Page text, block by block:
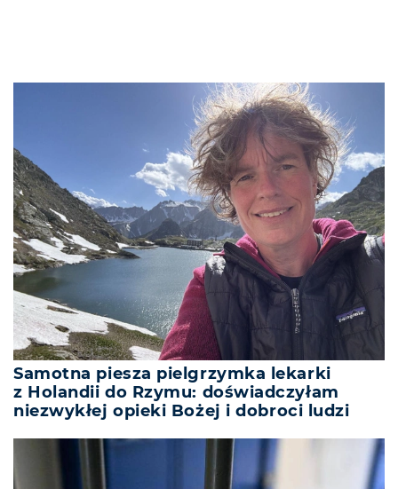
Samotna piesza pielgrzymka lekarki
z Holandii do Rzymu: doświadczyłam
niezwykłej opieki Bożej i dobroci ludzi